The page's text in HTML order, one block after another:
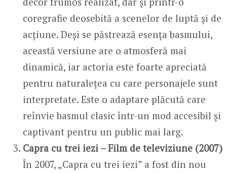
coregrafie deosebită a scenelor de luptă și de
acțiune. Deși se păstrează esența basmului,
această versiune are o atmosferă mai
dinamică, iar actoria este foarte apreciată
pentru naturalețea cu care personajele sunt
interpretate. Este o adaptare plăcută care
reînvie basmul clasic într-un mod accesibil și
captivant pentru un public mai larg.
Capra cu trei iezi – Film de televiziune (2007)
În 2007, „Capra cu trei iezi” a fost din nou